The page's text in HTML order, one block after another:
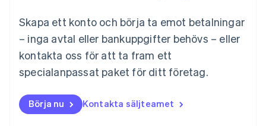
Skapa ett konto och börja ta emot betalningar
– inga avtal eller bankuppgifter behövs – eller
kontakta oss för att ta fram ett
specialanpassat paket för ditt företag.
Börja nu Kontakta säljteamet
English
Mexiko
Nederländerna
NederlandsEnglish
English
Nya Zeeland